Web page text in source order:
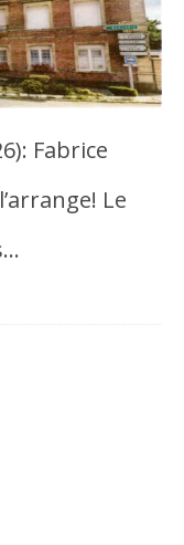
Fabrice
Le